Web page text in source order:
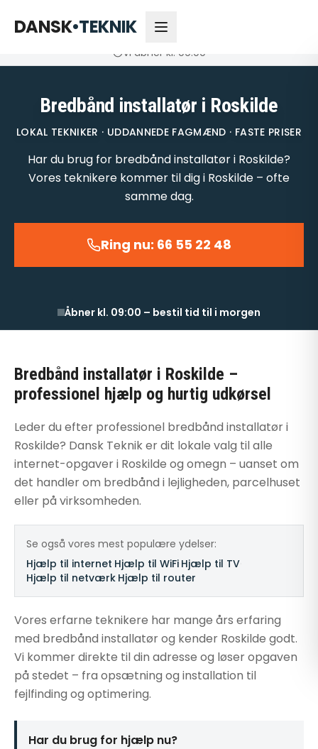
DANSK•TEKNIK
Åbner kl. 09:00
Vi åbner kl. 09:00
Bredbånd installatør i Roskilde
LOKAL TEKNIKER · UDDANNEDE FAGMÆND · FASTE PRISER
Har du brug for bredbånd installatør i Roskilde?
Vores teknikere kommer til dig i Roskilde – ofte
samme dag.
Ring nu: 66 55 22 48
Åbner kl. 09:00 – bestil tid til i morgen
Bredbånd installatør i Roskilde –
professionel hjælp og hurtig udkørsel
Leder du efter professionel bredbånd installatør i
Roskilde? Dansk Teknik er dit lokale valg til alle
internet-opgaver i Roskilde og omegn – uanset om
det handler om bredbånd i lejligheden, parcelhuset
eller på virksomheden.
Se også vores mest populære ydelser:
Hjælp til internet Hjælp til WiFi Hjælp til TV
Hjælp til netværk Hjælp til router
Vores erfarne teknikere har mange års erfaring
med bredbånd installatør og kender Roskilde godt.
Vi kommer direkte til din adresse og løser opgaven
på stedet – fra opsætning og installation til
fejlfinding og optimering.
Har du brug for hjælp nu?